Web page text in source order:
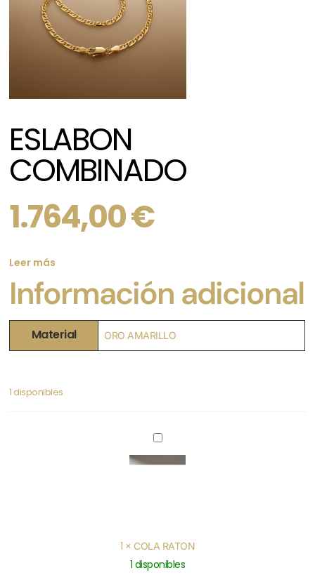
ESLABON
COMBINADO
1.764,00€
Leer más
Información adicional
Material ORO AMARILLO
1 disponibles
COLA
RATON
1 × COLA RATON
1 disponibles